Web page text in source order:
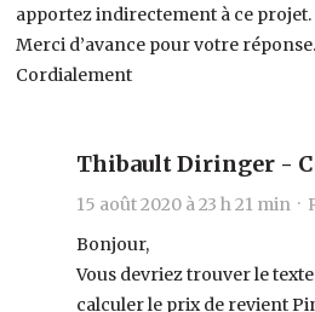
apportez indirectement à ce projet.
Merci d’avance pour votre réponse.
Cordialement
Thibault Diringer -
15 août 2020 à 23 h 21 min ·
Bonjour,
Vous devriez trouver le
calculer le prix de revient